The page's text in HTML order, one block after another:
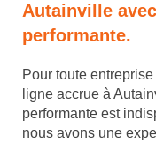
Autainville
performante.
Pour toute
ligne accrue à
performante est
nous avons une